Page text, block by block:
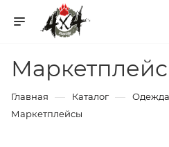
Главная — Каталог —
Маркетплейсы